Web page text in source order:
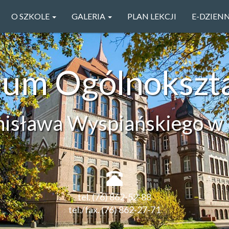
O SZKOLE GALERIA PLAN LEKCJI E-
Wyspiańskiego w
tel. (76) 862-52-88
tel./fax. (76) 862-27-71